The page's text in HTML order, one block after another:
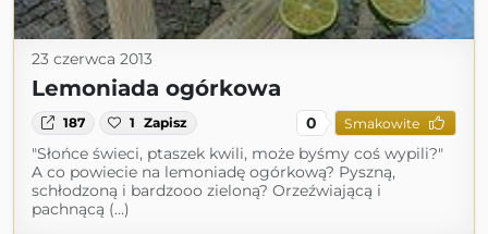
23 czerwca 2013
Lemoniada ogórkowa
187 1 Zapisz 0 Smakowite
"Słońce świeci, ptaszek kwili, może byśmy coś wypili?"
A co powiecie na lemoniadę ogórkową? Pyszną,
schłodzoną i bardzooo zieloną? Orzeźwiającą i
pachnącą (...)